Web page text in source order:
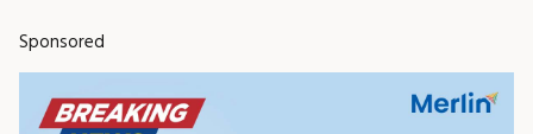
Sponsored